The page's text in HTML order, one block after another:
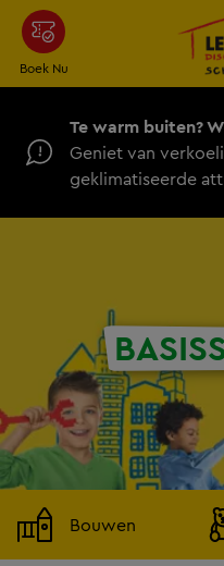
naar
hoofdinhoud
Boek Nu
Te warm buiten?
Geniet van
geklimatiseerde
Bouwen